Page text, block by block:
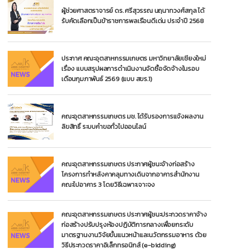
ผู้ช่วยศาสตราจารย์ ดร. ศรีสุวรรณ นฤนาทวงศ์สกุล ได้
รับคัดเลือกเป็นข้าราชการพลเรือนดีเด่น ประจำปี 2568
ประกาศ คณะอุตสาหกรรมเกษตร มหาวิทยาลัยเชียงใหม่
เรื่อง แบบสรุปผลการดำเนินงานจัดซื้อจัดจ้างในรอบ
เดือนกุมภาพันธ์ 2569 (แบบ สขร.1)
คณะอุตสาหกรรมเกษตร มช. ได้รับรองการแจ้งผลงาน
ลิขสิทธิ์ ระบบคำขอทั่วไปออนไลน์
คณะอุตสาหกรรมเกษตร ประกาศผู้ชนะจ้างก่อสร้าง
โครงการทำหลังคาคลุมทางเดินจากอาคารสำนักงาน
คณะไปอาคาร 3 โดยวิธีเฉพาะเจาะจง
คณะอุตสาหกรรมเกษตร ประกาศผู้ชนะประกวดราคาจ้าง
ก่อสร้างปรับปรุงห้องปฏิบัติการกลางเพื่อยกระดับ
มาตรฐานงานวิจัยขั้นแนวหน้าและนวัตกรรมอาหาร ด้วย
วิธีประกวดราคาอิเล็กทรอนิกส์ (e-bidding)